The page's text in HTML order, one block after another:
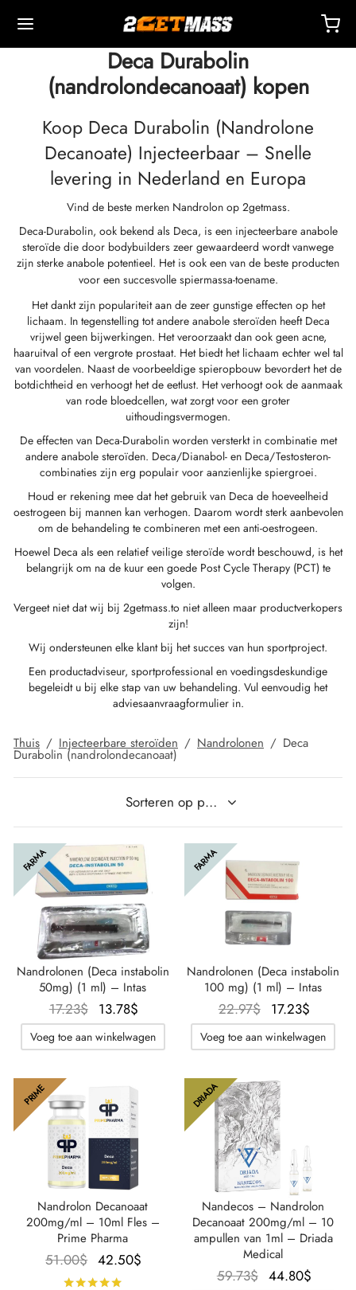
Deca Durabolin
(nandrolondecanoaat) kopen
Koop Deca Durabolin (Nandrolone
Decanoate) Injecteerbaar – Snelle
levering in Nederland en Europa
Vind de beste merken Nandrolon op 2getmass.
Deca-Durabolin, ook bekend als Deca, is een injecteerbare anabole
steroïde die door bodybuilders zeer gewaardeerd wordt vanwege
zijn sterke anabole potentieel. Het is ook een van de beste producten
voor een succesvolle spiermassa-toename.
Het dankt zijn populariteit aan de zeer gunstige effecten op het
lichaam. In tegenstelling tot andere anabole steroïden heeft Deca
vrijwel geen bijwerkingen. Het veroorzaakt dan ook geen acne,
haaruitval of een vergrote prostaat. Het biedt het lichaam echter wel tal
van voordelen. Naast de voorbeeldige spieropbouw bevordert het de
botdichtheid en verhoogt het de eetlust. Het verhoogt ook de aanmaak
van rode bloedcellen, wat zorgt voor een groter
uithoudingsvermogen.
De effecten van Deca-Durabolin worden versterkt in combinatie met
andere anabole steroïden. Deca/Dianabol- en Deca/Testosteron-
combinaties zijn erg populair voor aanzienlijke spiergroei.
Houd er rekening mee dat het gebruik van Deca de hoeveelheid
oestrogeen bij mannen kan verhogen. Daarom wordt sterk aanbevolen
om de behandeling te combineren met een anti-oestrogeen.
Hoewel Deca als een relatief veilige steroïde wordt beschouwd, is het
belangrijk om na de kuur een goede Post Cycle Therapy (PCT) te
volgen.
Vergeet niet dat wij bij 2getmass.to niet alleen maar productverkopers
zijn!
Wij ondersteunen elke klant bij het succes van hun sportproject.
Een productadviseur, sportprofessional en voedingsdeskundige
begeleidt u bij elke stap van uw behandeling. Vul eenvoudig het
adviesaanvraagformulier in.
Thuis / Injecteerbare steroïden / Nandrolonen / Deca
Durabolin (nandrolondecanoaat)
FARMA
Nandrolonen (Deca instabolin
50mg) (1 ml) – Intas
17.23$ Oorspronkelijke
prijs was:
17.23$.
13.78$
huidige
prijs is:
Voeg toe aan winkelwagen
FARMA
Nandrolonen (Deca instabolin
100 mg) (1 ml) – Intas
22.97$
prijs was:
22.97$.
17.23$
huidige
prijs is:
Voeg toe aan winkelwagen
PRIME
Nandrolon Decanoaat
200mg/ml – 10ml Fles –
Prime Pharma
51.00$ Oorspronkelijke
prijs was:
42.50$
van de 5 sterren
DRIADA
Nandecos – Nandrolon
Decanoaat 200mg/ml – 10
ampullen van 1ml – Driada
Medical
59.73$ Oorspronkelijke
44.80$
Levering En Verkoop Vanuit Magazijn
🇪🇺
INT. 🌍
🇪🇺
EU 🇪🇺
FARMACIE 🇪🇺
PHARMA 🇪🇺
/ GENETIC 🇪🇺
/ PHARMACOM INT. 🌍
Levering En Verkoop Vanuit Magazijn
🇺🇸
USA 🇺🇸
INT. 🌍
/ PHARMACOM INT. 🌍
SHREE/ POWERBOLIC – Azië 🇺🇸 🌍
Levering En Verkoop Vanuit Magazijn
INT. 🌍
🇪🇺 🌍
SHREE/ POWERBOLIC – Azië 🇺🇸 🌍
PHARMA 🇪🇺🌍
/ PHARMACOM INT. 🌍
MIDDELEN
(DHB)
(Oxymetholone) Injectie
(Equipoise)
Durabolin (nandrolondecanoaat)
Injecteerbaar (Methandienone)
(injectie)
(Drostanolone) Injectie
(NPP)
Injecteerbaar (Methenolone)
(MENT)
Injecteerbaar (stanozolol)
(Drostanolone) Injectie
(Drostanolone) Enanthate
(Drostanolone) Propionaat
Basis
Enanthate
(Trenbolone Hexa)
(suspensie)
Cypionate
Enanthate
Fenylpropionaat
Sustanon
(Oxymetholone) Oraal
(Oxandrolon)
Dianabol (Methandienone)
(Fluoxymesteron)
(Methasteron)
(oraal)
Primobolan (Methenolone Acetaat)
(Stanozolol) Oraal
T3 / T4
(Anastrozol)
(Clomifene)
(Aromasine)
Gonadotropine
(Femara)
(Tamoxifen)
(Mesterolon)
Accessoires
(menselijke Groeihormonen)
II
Accessoires
Voor Intramusculaire Injectie
Voor Subcutane Injectie
Water
(L-Carnitine)
GRF 1-29
C
(Ozempic)
Alpha
(Mounjaro)
(Sibutramine)
(Ozempic)
(Mounjaro)
– Cardarine
Ligandrol
– Ostarine
– Testolone
Mastorin
Pakket
Pakket
Pakket
Spiermassa-Toename
– Veelgestelde Vragen
Mijn Bestelling
Ontvangen
Voor Mijn Bestelling
Mijn Betaling
Creditcard
(USA)